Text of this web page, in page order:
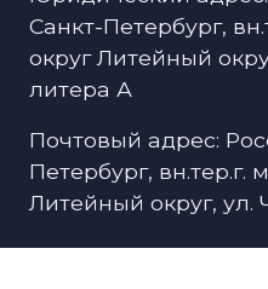
Санкт-Петербург,
округ Литейный
литера А
Почтовый адрес:
Петербург,
Литейный округ, ул.